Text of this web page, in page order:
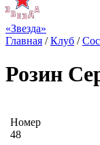
«Звезда»
Главная /Клуб /
Розин
Номер
48